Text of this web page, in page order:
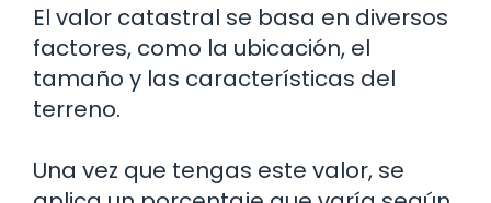
El valor catastral se basa en diversos
factores, como la ubicación, el
tamaño y las características del
terreno.
Una vez que tengas este valor, se